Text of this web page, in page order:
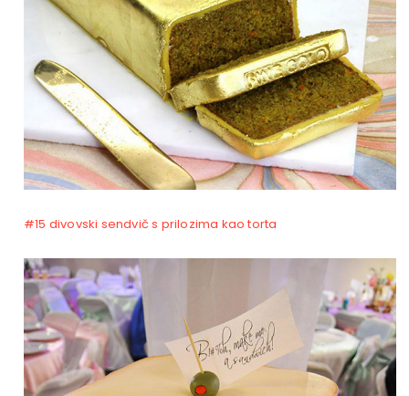
#15 divovski sendvič s prilozima kao torta